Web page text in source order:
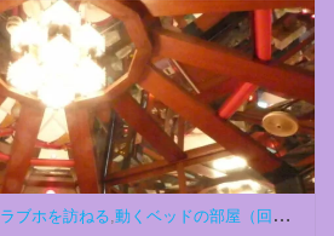
ラブホを訪ねる,動くベッドの部屋（回る、上下する、前後する）